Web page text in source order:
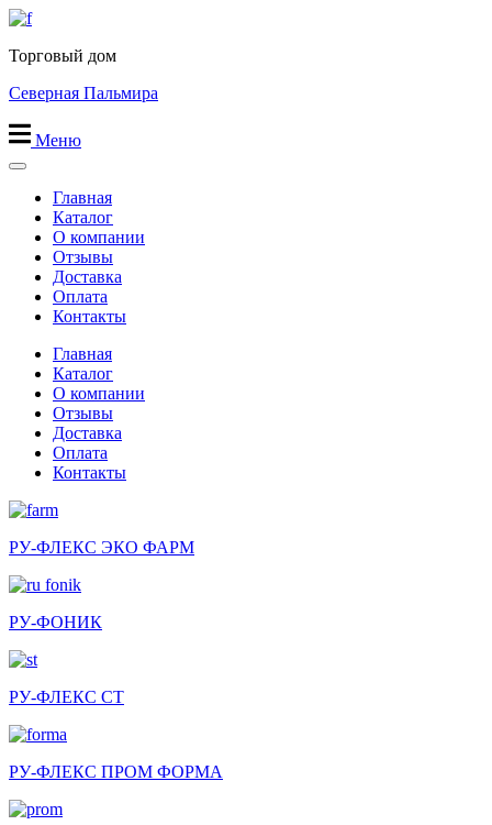
Перейти
содержимому
Торговый дом
Северная Пальмира
Меню
Главная
Каталог
О компании
Отзывы
Доставка
Оплата
Контакты
Главная
Каталог
О компании
Отзывы
Доставка
Оплата
Контакты
РУ-ФЛЕКС ЭКО ФАРМ
РУ-ФОНИК
РУ-ФЛЕКС СТ
РУ-ФЛЕКС ПРОМ ФОРМА